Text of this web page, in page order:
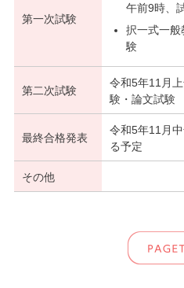
第一次試験
午前9時、
択一式一
験
第二次試験
令和5年11月
験・論文試験
最終合格発表
令和5年11月
る予定
その他